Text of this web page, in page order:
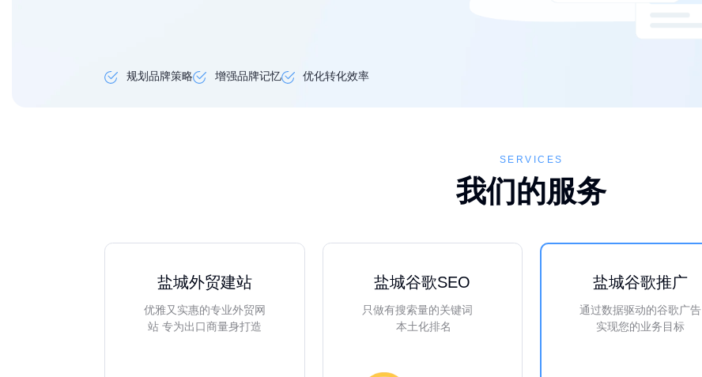
规划品牌策略 增强品牌记忆 优化转化效率
SERVICES
我们的服务
盐城外贸建站
优雅又实惠的专业外贸网
站 专为出口商量身打造
盐城谷歌SEO
只做有搜索量的关键词
本土化排名
盐城谷歌推广
通过数据驱动的谷歌广告
实现您的业务目标